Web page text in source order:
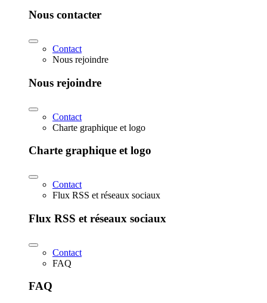
Nous contacter
Contact
Nous rejoindre
Nous rejoindre
Contact
Charte graphique et logo
Charte graphique et logo
Contact
Flux RSS et réseaux sociaux
Flux RSS et réseaux sociaux
Contact
FAQ
FAQ